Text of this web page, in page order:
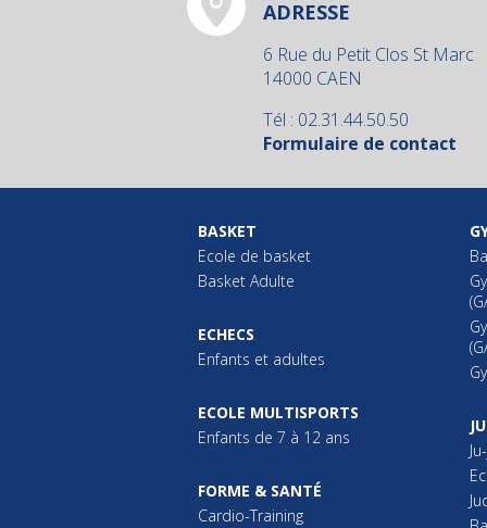
ADRESSE
6 Rue du Petit Clos St Marc
14000 CAEN
Tél : 02.31.44.50.50
Formulaire de contact
BASKET
Ecole de basket
Basket Adulte
ECHECS
Enfants et adultes
ECOLE MULTISPORTS
Enfants de 7 à 12 ans
FORME & SANTÉ
Cardio-Training